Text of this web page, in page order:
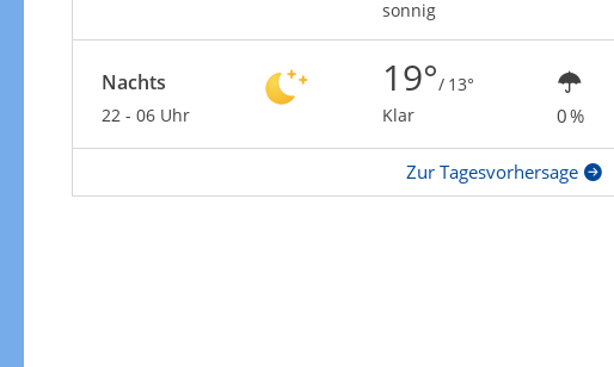
sonnig
Nachts
22 - 06 Uhr
19°/ 13°
Klar
0 %
Zur Tagesvorhersage